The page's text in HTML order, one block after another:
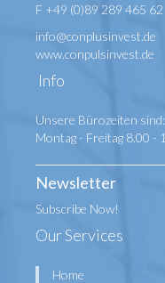
F +49 (0)89 289 465 62
info@conplusinvest.de
www.conpulsinvest.de
Info
Unsere Bürozeiten sind:
Montag - Freitag 8.00 -
Newsletter
Subscribe Now!
Our Services
Home